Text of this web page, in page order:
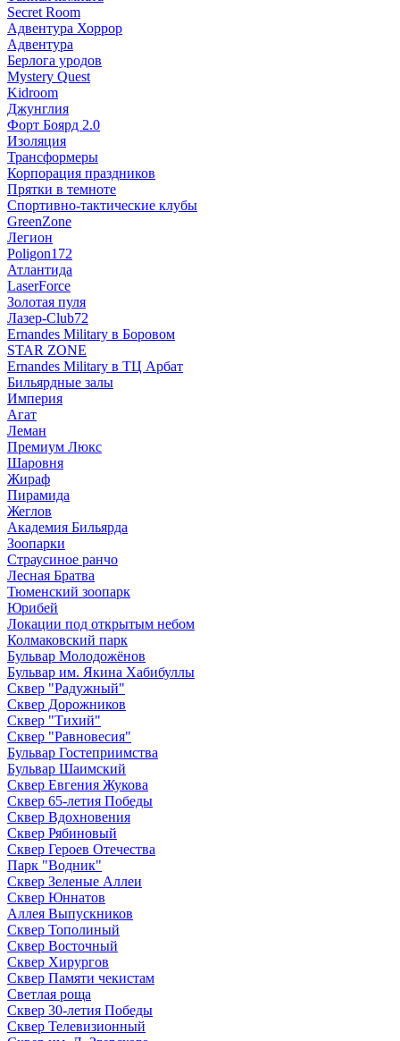
Secret Room
Адвентура Хоррор
Адвентура
Берлога уродов
Mystery Quest
Kidroom
Джунглия
Форт Боярд 2.0
Изоляция
Трансформеры
Корпорация праздников
Прятки в темноте
Спортивно-тактические клубы
GreenZone
Легион
Poligon172
Атлантида
LaserForce
Золотая пуля
Лазер-Club72
Ernandes Military в Боровом
STAR ZONE
Ernandes Military в ТЦ Арбат
Бильярдные залы
Империя
Агат
Леман
Премиум Люкс
Шаровня
Жираф
Пирамида
Жеглов
Академия Бильярда
Зоопарки
Страусиное ранчо
Лесная Братва
Тюменский зоопарк
Юрибей
Локации под открытым небом
Колмаковский парк
Бульвар Молодожёнов
Бульвар им. Якина Хабибуллы
Сквер "Радужный"
Сквер Дорожников
Сквер "Тихий"
Cквер "Равновесия"
Бульвар Гостеприимства
Бульвар Шаимский
Сквер Евгения Жукова
Сквер 65-летия Победы
Сквер Вдохновения
Сквер Рябиновый
Сквер Героев Отечества
Парк "Водник"
Сквер Зеленые Аллеи
Сквер Юннатов
Аллея Выпускников
Сквер Тополиный
Сквер Восточный
Сквер Хирургов
Сквер Памяти чекистам
Светлая роща
Сквер 30-летия Победы
Сквер Телевизионный